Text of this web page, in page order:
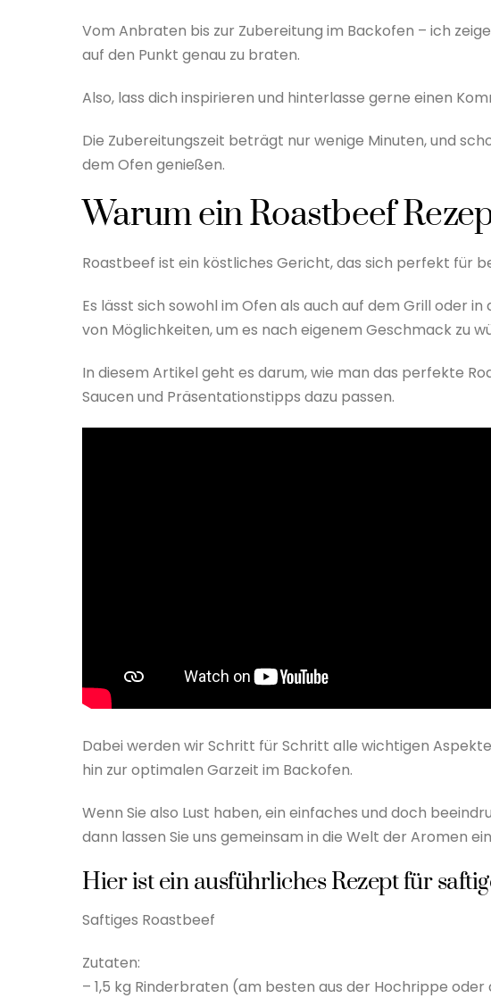
Vom Anbraten bis zur Zubereitung im Backofen – ich
auf den Punkt genau zu braten.
Also, lass dich inspirieren und hinterlasse gerne einen
Die Zubereitungszeit beträgt nur wenige Minuten, und
dem Ofen genießen.
Warum ein Roastbeef
Roastbeef ist ein köstliches Gericht, das sich perfekt für
Es lässt sich sowohl im Ofen als auch auf dem Grill oder
von Möglichkeiten, um es nach eigenem Geschmack zu
In diesem Artikel geht es darum, wie man das perfekte
Saucen und Präsentationstipps dazu passen.
Dabei werden wir Schritt für Schritt alle wichtigen
hin zur optimalen Garzeit im Backofen.
Wenn Sie also Lust haben, ein einfaches und doch
dann lassen Sie uns gemeinsam in die Welt der Aromen
Hier ist ein ausführliches Rezept für
Saftiges Roastbeef
Zutaten:
– 1,5 kg Rinderbraten (am besten aus der Hochrippe oder